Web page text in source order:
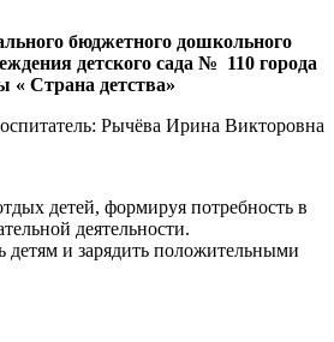
бюджетного дошкольного
детского сада № 110 города
« Страна детства»
Рычёва Ирина Викторовна
детей, формируя потребность в
деятельности.
детям и зарядить положительными